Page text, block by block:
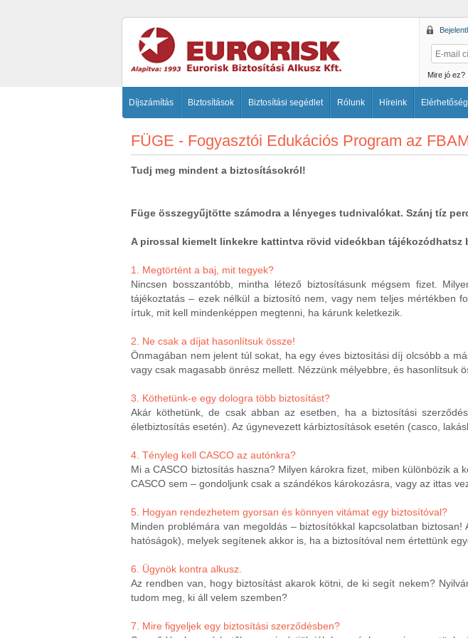
Mire jó ez?
Díjszámítás Biztosítások Biztosítási segédlet Rólunk Híreink
FÜGE - Fogyasztói Edukációs Program az
Tudj meg mindent a biztosításokról!
Füge összegyűjtötte számodra a lényeges tudnivalókat. Szánj tíz
A pirossal kiemelt linkekre kattintva rövid videókban tájékozódhatsz
1. Megtörtént a baj, mit tegyek?
Nincsen bosszantóbb, mintha létező biztosításunk mégsem fizet.
tájékoztatás – ezek nélkül a biztosító nem, vagy nem teljes mértékben
írtuk, mit kell mindenképpen megtenni, ha kárunk keletkezik.
2. Ne csak a díjat hasonlítsuk össze!
Önmagában nem jelent túl sokat, ha egy éves biztosítási díj olcsóbb a
vagy csak magasabb önrész mellett. Nézzünk mélyebbre, és hasonlítsuk
3. Köthetünk-e egy dologra több biztosítást?
Akár köthetünk, de csak abban az esetben, ha a biztosítási
életbiztosítás esetén). Az úgynevezett kárbiztosítások esetén (casco,
4. Tényleg kell CASCO az autónkra?
Mi a CASCO biztosítás haszna? Milyen károkra fizet, miben különbözik
CASCO sem – gondoljunk csak a szándékos károkozásra, vagy az ittas
5. Hogyan rendezhetem gyorsan és könnyen vitámat egy biztosítóval?
Minden problémára van megoldás – biztosítókkal kapcsolatban
hatóságok), melyek segítenek akkor is, ha a biztosítóval nem értettünk
6. Ügynök kontra alkusz.
Az rendben van, hogy biztosítást akarok kötni, de ki segít nekem?
tudom meg, ki áll velem szemben?
7. Mire figyeljek egy biztosítási szerződésben?